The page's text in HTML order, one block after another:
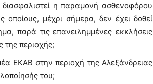
διασφαλιστεί η παραμονή ασθενοφόρου
οποίους, μέχρι σήμερα, δεν έχει δοθεί
παρά τις επανειλημμένες εκκλήσεις
της περιοχής;
ΕΚΑΒ στην περιοχή της Αλεξάνδρειας
του;